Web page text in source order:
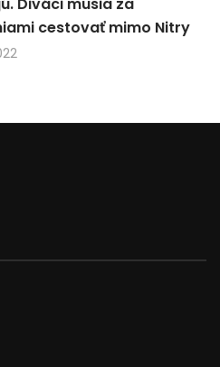
Diváci musia za
cestovať mimo Nitry